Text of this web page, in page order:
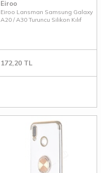
Eiroo
Eiroo Lansman Samsung Galaxy
A20 / A30 Turuncu Silikon Kılıf
172,20 TL